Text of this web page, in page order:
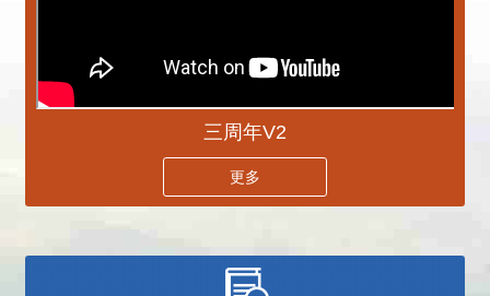
三周年V2
更多